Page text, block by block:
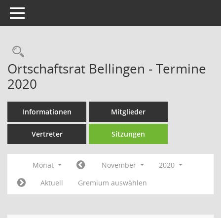
Toggle navigation
Rechercheauswahl
Ortschaftsrat Bellingen - Termine
2020
Informationen Mitglieder
Vertreter Sitzungen
Monat November
2020
Aktuell
Gremium auswählen